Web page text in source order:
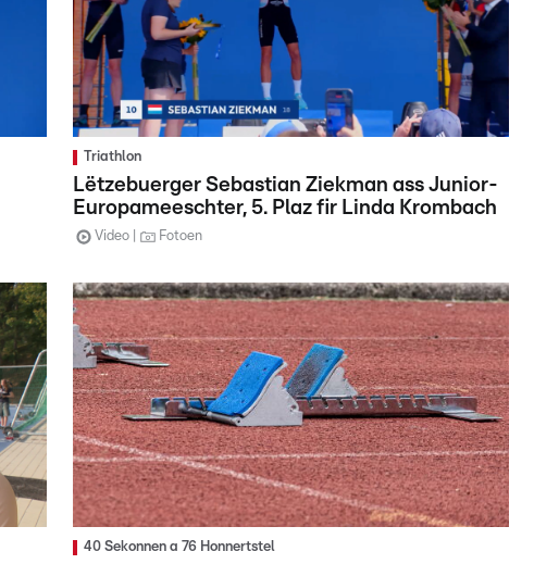
Triathlon
Lëtzebuerger Sebastian Ziekman ass Junior-
Europameeschter, 5. Plaz fir Linda Krombach
Video Fotoen
40 Sekonnen a 76 Honnertstel